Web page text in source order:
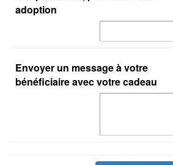
adoption
Envoyer un message à votre
bénéficiaire avec votre cadeau